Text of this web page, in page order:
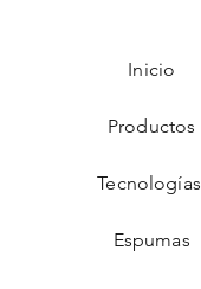
Inicio
Productos
Tecnologías
Espumas